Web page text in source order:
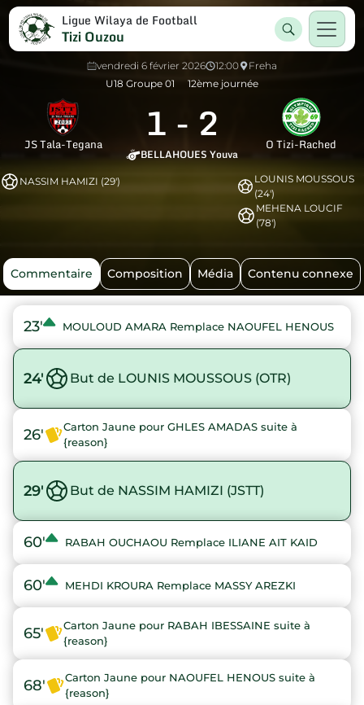
Ligue Wilaya de Football
Tizi Ouzou
vendredi 6 février 2026 12:00
Freha
U18 Groupe 01
12ème journée
JS Tala-Tegana 1 - 2
BELLAHOUES Youva
O Tizi-Rached
NASSIM HAMIZI (29')
LOUNIS MOUSSOUS
(24')
MEHENA LOUCIF
(78')
Commentaire Composition Média Contenu connexe
23' MOULOUD AMARA Remplace NAOUFEL HENOUS
24' But de LOUNIS MOUSSOUS (OTR)
26'
Carton Jaune pour GHLES AMADAS suite à
{reason}
29' But de NASSIM HAMIZI (JSTT)
60' RABAH OUCHAOU Remplace ILIANE AIT KAID
60' MEHDI KROURA Remplace MASSY AREZKI
65'
Carton Jaune pour RABAH IBESSAINE suite à
{reason}
68'
Carton Jaune pour NAOUFEL HENOUS suite à
{reason}